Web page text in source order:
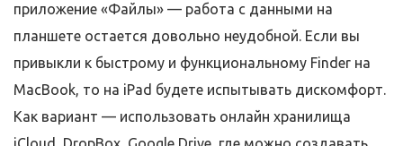
приложение «Файлы» — работа с данными на
планшете остается довольно неудобной. Если вы
привыкли к быстрому и функциональному Finder на
MacBook, то на iPad будете испытывать дискомфорт.
Как вариант — использовать онлайн хранилища